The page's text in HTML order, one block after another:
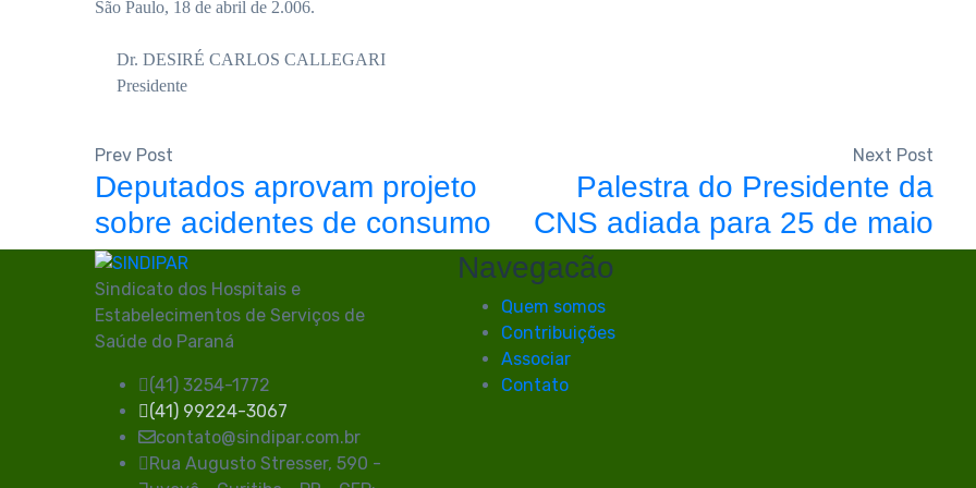
São Paulo, 18 de abril de 2.006.
Dr. DESIRÉ CARLOS CALLEGARI
Presidente
Prev Post
Deputados aprovam projeto
sobre acidentes de consumo
Next Post
Palestra do Presidente da
CNS adiada para 25 de maio
Sindicato dos Hospitais e
Estabelecimentos de Serviços de
Saúde do Paraná
(41) 3254-1772
(41) 99224-3067
contato@sindipar.com.br
Rua Augusto Stresser, 590 -
Navegacão
Quem somos
Contribuições
Associar
Contato